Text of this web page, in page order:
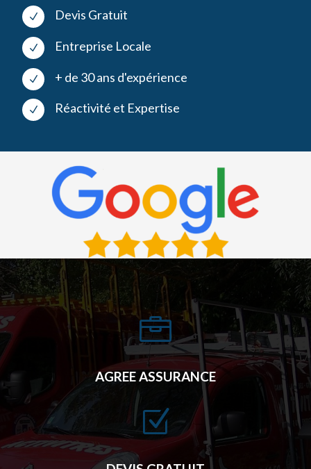
N Devis Gratuit
N Entreprise Locale
N + de 30 ans d'expérience
N Réactivité et Expertise

AGREE ASSURANCE
Z